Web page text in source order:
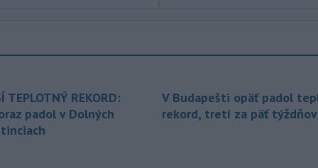
divadla (SKD) v Martine Helena
TEPLOTNÝ REKORD:
padol v Dolných
V Budapešti opäť padol
rekord, tretí za päť týždňov